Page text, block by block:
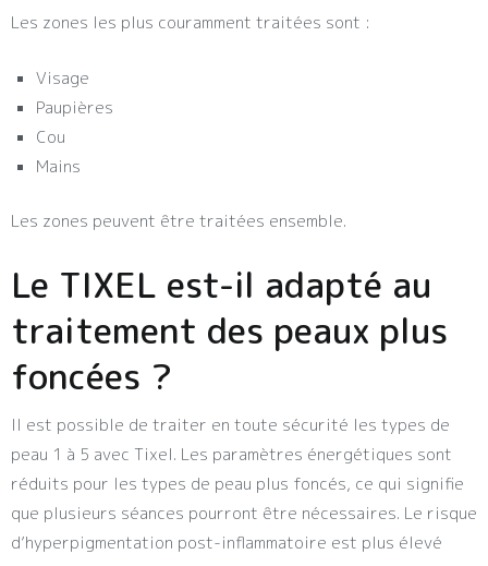
Les zones les plus couramment traitées sont :
Visage
Paupières
Cou
Mains
Les zones peuvent être traitées ensemble.
Le TIXEL est-il adapté au
traitement des peaux plus
foncées ?
Il est possible de traiter en toute sécurité les types de
peau 1 à 5 avec Tixel. Les paramètres énergétiques sont
réduits pour les types de peau plus foncés, ce qui signifie
que plusieurs séances pourront être nécessaires. Le risque
d’hyperpigmentation post-inflammatoire est plus élevé